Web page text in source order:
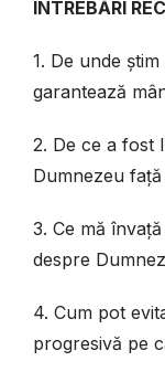
ÎNTREBĂRI
1. De unde
garantează
2. De ce a fost
Dumnezeu față
3. Ce mă
despre
4. Cum pot
progresivă pe